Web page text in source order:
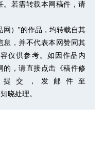
。若需转载本网稿件，请
网）”的作品，均转载自其
息，并不代表本网赞同其
仅供参考。如因作品内
的，请直接点击 《稿件修
交，发邮件至
晓处理。